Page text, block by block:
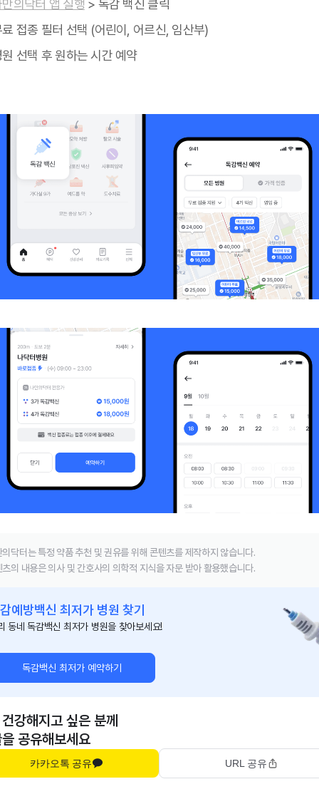
만의닥터 앱 실행 > 독감 백신 클릭
접종 필터 선택 (어린이, 어르신, 임산부)
원 선택 후 원하는 시간 예약
의닥터는 특정 약품 추천 및 권유를 위해 콘텐츠를 제작하지 않습니다.
츠의 내용은 의사 및 간호사의 의학적 지식을 자문 받아 활용했습니다.
예방백신 최저가 병원 찾기
동네 독감백신 최저가 병원을 찾아보세요!
독감백신 최저가 예약하기
강해지고 싶은 분께
공유해보세요
카카오톡 공유 URL 공유